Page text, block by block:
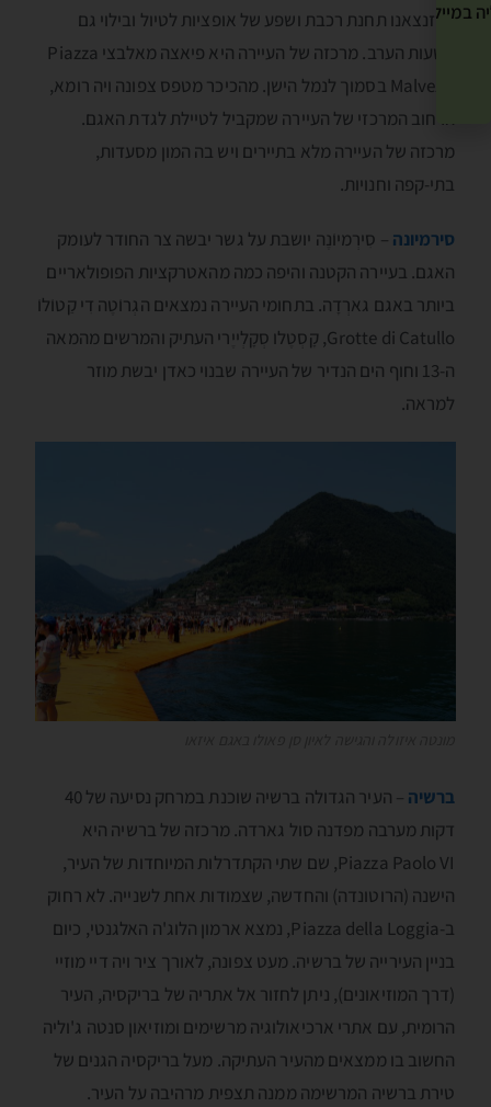
בדזנצאנו תחנת רכבת ושפע של אופציות לטיול ובילוי גם
בשעות הערב. מרכזה של העיירה היא פיאצה מאלבצי Piazza
Malvezzi בסמוך לנמל הישן. מהכיכר מטפס צפונה ויה רומא,
הרחוב המרכזי של העיירה שמקביל לטיילת לגדת האגם.
מרכזה של העיירה מלא בתיירים ויש בה המון מסעדות,
בתי-קפה וחנויות.
סירמיונה – סִירְמיוֺנֶה יושבת על גשר יבשה צר החודר לעומק
האגם. בעיירה הקטנה והיפה כמה מהאטרקציות הפופולאריים
ביותר באגם גארְדָה. בתחומי העיירה נמצאים הגְרוֺטֶה דִי קַטוֺלוֺ
Grotte di Catullo, קָסְטֶלו סְקָלְייֶרי העתיק והמרשים מהמאה
ה-13 וחוף הים הנדיר של העיירה שבנוי כאדן יבשת מוזר
למראה.
ברשיה
– העיר הגדולה ברשיה שוכנת במרחק נסיעה של 40
דקות מערבה מפדנה סול גארדה. מרכזה של ברשיה היא
Piazza Paolo VI, שם שתי הקתדרלות המיוחדות של העיר,
הישנה (הרוטונדה) והחדשה, שצמודות אחת לשנייה. לא רחוק
ב-Piazza della Loggia, נמצא ארמון הלוג'ה האלגנטי, כיום
בניין העירייה של ברשיה. מעט צפונה, לאורך ציר ויה דיי מוזיי
(דרך המוזיאונים), ניתן לחזור אל אתריה של בריקסיה, העיר
הרומית, עם אתרי ארכיאולוגיה מרשימים ומוזיאון סנטה ג'וליה
החשוב בו ממצאים מהעיר העתיקה. מעל בריקסיה הגנים של
טירת ברשיה המרשימה ממנה תצפית מרהיבה על העיר.
במייל שלך! »